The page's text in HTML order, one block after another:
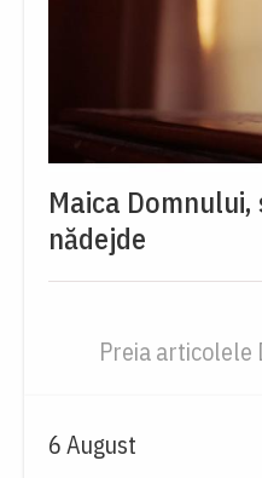
Maica
nădejde
Preia articolele
6 August